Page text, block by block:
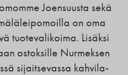
Joensuusta sekä
on oma
tuotevalikoima. Lisäksi
ostoksille Nurmeksen
sijaitsevassa kahvila-